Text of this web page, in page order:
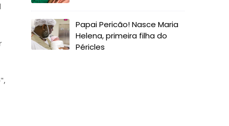
Papai Pericão! Nasce Maria
Helena, primeira filha do
Péricles